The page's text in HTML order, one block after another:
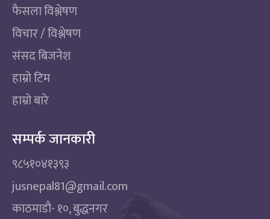
फैसला विश्लेषण
विचार / विश्लेषण
संसद बिजनेश
हाम्रो टिम
हाम्रो बारे
सम्पर्क जानकारी
९८५१०४१३९३
jusnepal81@gmail.com
काठमाडाै‌- १०, बुद्धनगर